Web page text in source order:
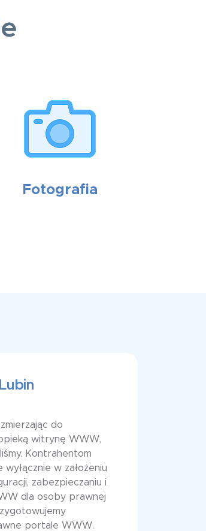
Fotografia
do
witrynę WWW,
Kontrahentom
w założeniu
zabezpieczaniu i
dla osoby prawnej
portale WWW.